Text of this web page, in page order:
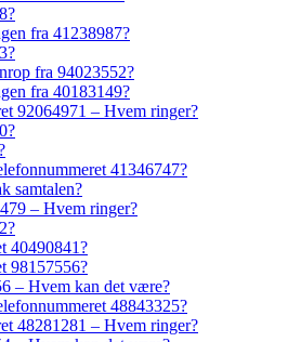
fra 41238987?
fra 94023552?
fra 40183149?
92064971 – Hvem ringer?
41346747?
samtalen?
– Hvem ringer?
40490841?
98157556?
– Hvem kan det være?
48843325?
48281281 – Hvem ringer?